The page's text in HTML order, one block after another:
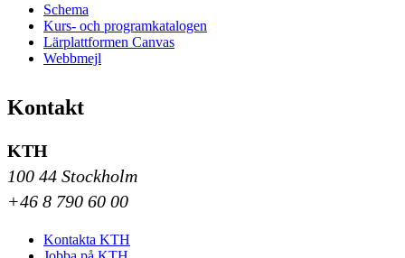
Schema
Kurs- och programkatalogen
Lärplattformen Canvas
Webbmejl
Kontakt
KTH
100 44 Stockholm
+46 8 790 60 00
Kontakta KTH